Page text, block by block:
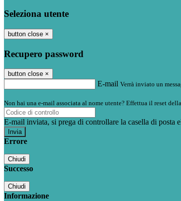
Seleziona utente
button close ×
Recupero password
button close ×
E-mail Verrà inviato un
Non hai una e-mail associata al nome utente? Effettua il reset
E-mail inviata, si prega di controllare la casella di posta
Errore
Chiudi
Successo
Chiudi
Informazione